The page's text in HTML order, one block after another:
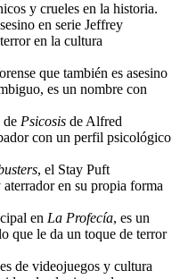
y crueles en la historia.
en serie Jeffrey
en la cultura
que también es asesino
es un nombre con
de Psicosis de Alfred
con un perfil psicológico
, el Stay Puft
en su propia forma
en La Profecía, es un
que le da un toque de terror
de videojuegos y cultura